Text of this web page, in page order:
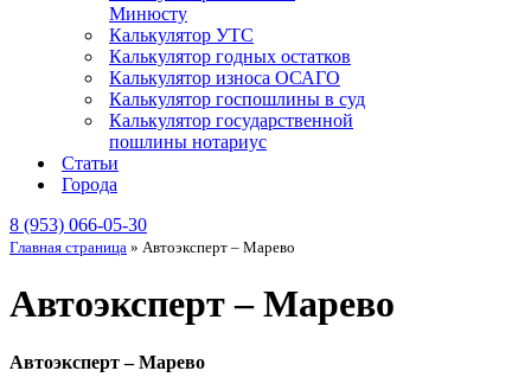
Минюсту
Калькулятор УТС
Калькулятор годных остатков
Калькулятор износа ОСАГО
Калькулятор госпошлины в суд
Калькулятор государственной
пошлины нотариус
Статьи
Города
8 (953) 066-05-30
Главная страница » Автоэксперт – Марево
Автоэксперт – Марево
Автоэксперт – Марево